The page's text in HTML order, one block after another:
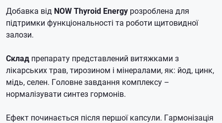
Добавка від NOW Thyroid Energy розроблена для
підтримки функціональності та роботи щитовидної
залози.
Склад препарату представлений витяжками з
лікарських трав, тирозином і мінералами, як: йод, цинк,
мідь, селен. Головне завдання комплексу –
нормалізувати синтез гормонів.
Ефект починається після першої капсули. Гармонізація